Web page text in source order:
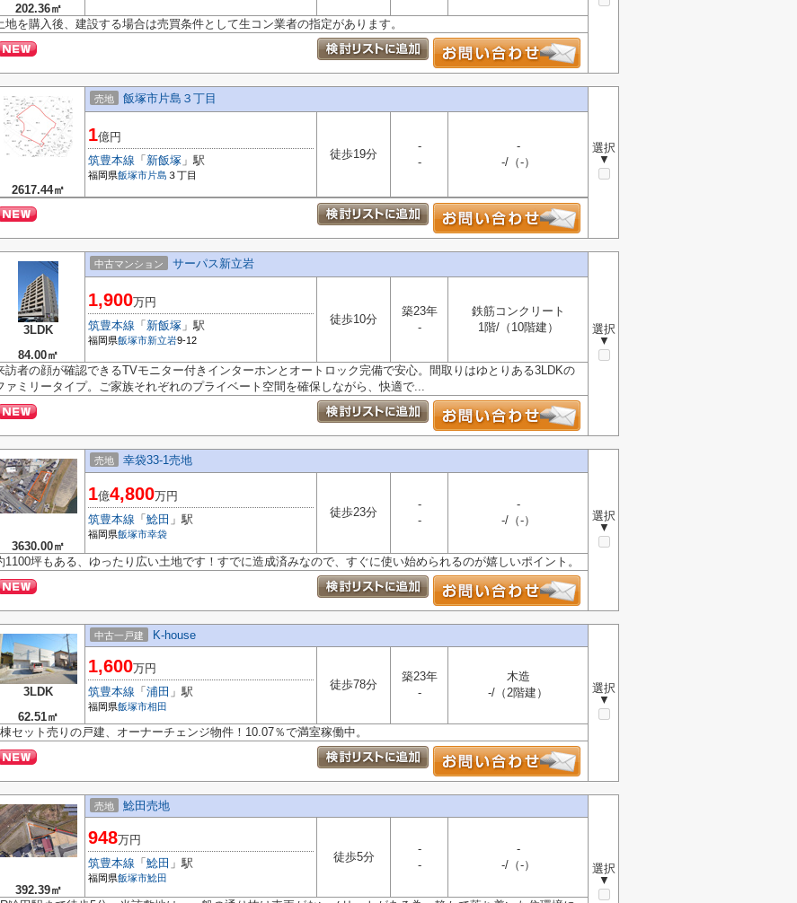
202.36㎡
地を購入後、建設する場合は売買条件として生コン業者の指定があります。
2617.44㎡
売地 飯塚市片島３丁目
選択
▼
1億円
筑豊本線 「 新飯塚 」駅
福岡県飯塚市片島 ３丁目
徒歩19分
-
-
-
-/（-）
3LDK
84.00㎡
中古マンション サーパス新立岩
選択
▼
1,900万円
筑豊本線 「 新飯塚 」駅
福岡県飯塚市新立岩9-12
徒歩10分
築23年
-
鉄筋コンクリート
1階/（10階建）
訪者の顔が確認できるTVモニター付きインターホンとオートロック完備で安心。間取りはゆとりある3LDKの
ァミリータイプ。ご家族それぞれのプライベート空間を確保しながら、快適で...
3630.00㎡
売地 幸袋33-1売地
選択
▼
1億4,800万円
筑豊本線 「 鯰田 」駅
福岡県飯塚市幸袋
徒歩23分
-
-
-
-/（-）
1100坪もある、ゆったり広い土地です！すでに造成済みなので、すぐに使い始められるのが嬉しいポイント。
3LDK
62.51㎡
中古一戸建 K-house
選択
▼
1,600万円
筑豊本線 「 浦田 」駅
福岡県飯塚市相田
徒歩78分
築23年
-
木造
-/（2階建）
セット売りの戸建、オーナーチェンジ物件！10.07％で満室稼働中。
392.39㎡
売地 鯰田売地
選択
▼
948万円
筑豊本線 「 鯰田 」駅
福岡県飯塚市鯰田
徒歩5分
-
-
-
-/（-）